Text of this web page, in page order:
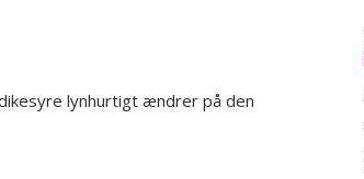
lynhurtigt ændrer på den